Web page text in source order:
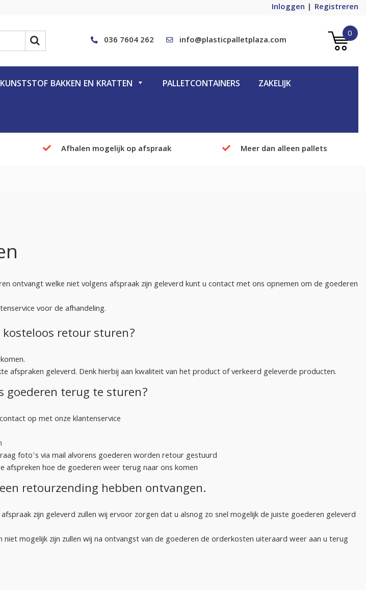
Inloggen Registreren
0
036 7604 262 info@plasticpalletplaza.com
KUNSTSTOF BAKKEN EN KRATTEN PALLETCONTAINERS ZAKELIJK
Afhalen mogelijk op afspraak Meer dan alleen pallets
ontvangt welke niet volgens afspraak zijn geleverd kunt u contact met ons opnemen om de goederen
voor de afhandeling.
retour sturen?
afspraken geleverd. Denk hierbij aan kwaliteit van het product of verkeerd geleverde producten.
goederen terug te sturen?
op met onze klantenservice
foto’s via mail alvorens goederen worden retour gestuurd
afspreken hoe de goederen weer terug naar ons komen
retourzending hebben ontvangen.
zijn geleverd zullen wij ervoor zorgen dat u alsnog zo snel mogelijk de juiste goederen geleverd
mogelijk zijn zullen wij na ontvangst van de goederen de orderkosten uiteraard weer aan u terug